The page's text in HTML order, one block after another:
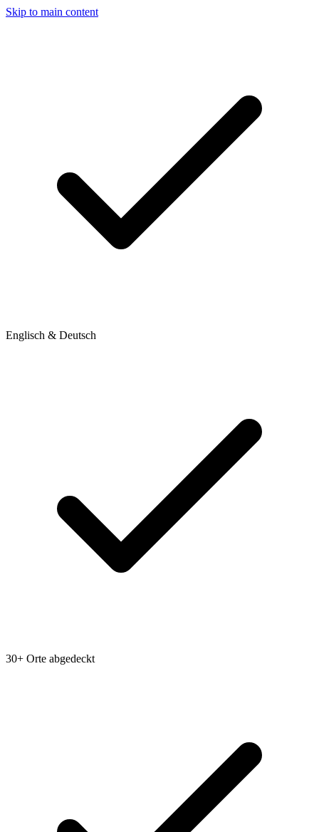
Skip to main content
Englisch & Deutsch
30+ Orte abgedeckt